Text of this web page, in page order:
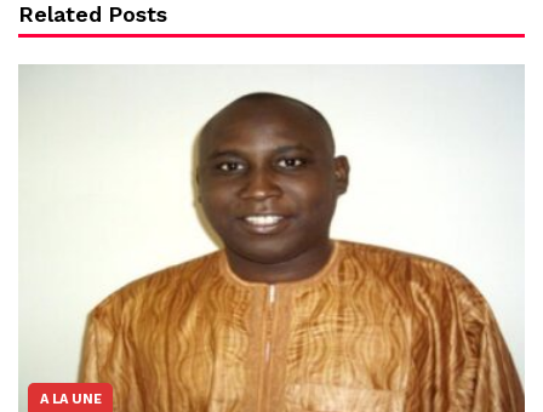
Related Posts
A LA UNE